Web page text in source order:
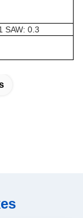
SAW: 0.3